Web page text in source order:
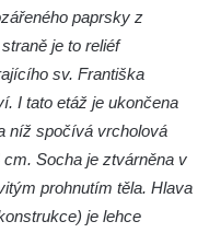
v
paprsky z
je to reliéf
sv. Františka
I tato etáž je ukončena
níž spočívá vrcholová
Socha je ztvárněna v
prohnutím těla. Hlava
je lehce